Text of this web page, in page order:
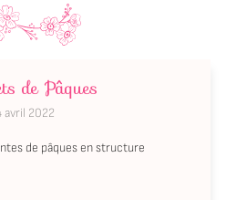
de Pâques
avril 2022
de pâques en structure